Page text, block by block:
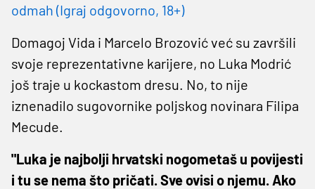
odmah (Igraj odgovorno, 18+)
Domagoj Vida i Marcelo Brozović već su završili
svoje reprezentativne karijere, no Luka Modrić
još traje u kockastom dresu. No, to nije
iznenadilo sugovornike poljskog novinara Filipa
Mecude.
"Luka je najbolji hrvatski nogometaš u povijesti
i tu se nema što pričati. Sve ovisi o njemu. Ako